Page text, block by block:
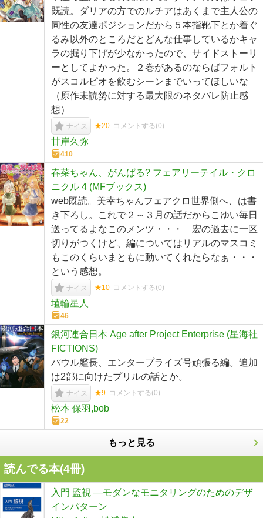
既読。ダリアの方でのルチアはあくまで主人公の
同性の友達ポジションだから５本指靴下とか着ぐ
るみ以外のところだとどんな仕事しているかキャ
ラの掘り下げが少なかったので、サイドストーリ
ーとしてよかった。２巻があるのならばフォルト
がスコルピオを飲むシーンまでいってほしいな
（原作未読勢に対する最大限のネタバレ防止感
想）
ナイス ★20 コメントする(0)
甘岸久弥
410
春菜ちゃん、がんばる? フェアリーテイル・クロ
ニクル 4 (MFブックス)
web既読。美幸ちゃんフェアクロ世界側へ、は書
き下ろし。これで２～３月の話だからこゆい毎日
送ってるよなこのメンツ・・・ 宏の過去に一区
切りがつくけど、編についてはリアルのマスコミ
もこのくらいまともに動いてくれたらなぁ・・・
という感想。
ナイス ★10 コメントする(0)
埴輪星人
46
銀河連合日本 Age after Project Enterprise (星海社
FICTIONS)
パウル艦長、エンタープライズ号頑張る編。追加
は2部に向けたプリルの話とか。
ナイス ★9 コメントする(0)
松本 保羽,bob
22
もっと見る
読んでる本(4冊)
入門 監視 ―モダンなモニタリングのためのデザ
インパターン